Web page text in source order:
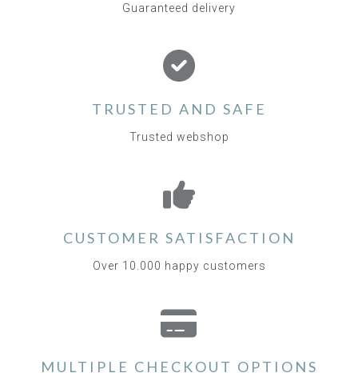
Guaranteed delivery
TRUSTED AND SAFE
Trusted webshop
CUSTOMER SATISFACTION
Over 10.000 happy customers
MULTIPLE CHECKOUT OPTIONS